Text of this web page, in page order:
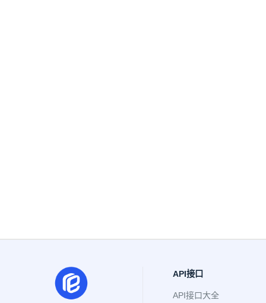
API接口
API接口大全